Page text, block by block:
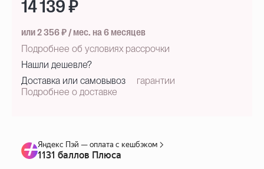
14 139 ₽
или 2 356 ₽ / мес. на 6 месяцев
Подробнее об условиях рассрочки
Нашли дешевле?
Доставка или самовывоз
Подробнее о доставке
гарантии